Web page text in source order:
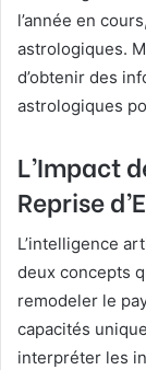
l’année en
astrologiques.
d’obtenir des
astrologiques
L’Impact
Reprise
L’intelligence
deux concepts
remodeler le
capacités
interpréter les